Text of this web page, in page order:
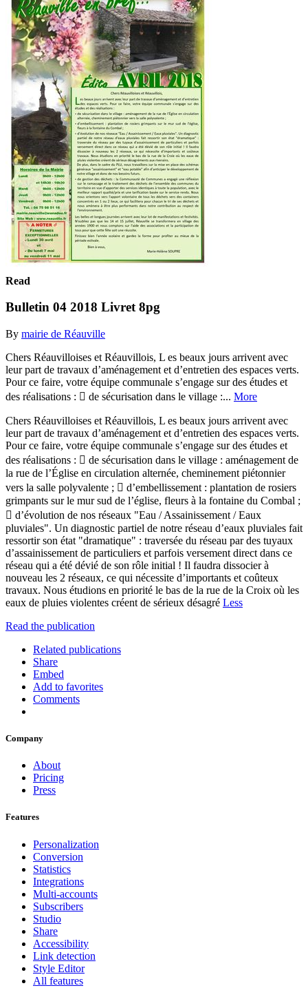
Read
Bulletin 04 2018 Livret 8pg
By mairie de Réauville
Chers Réauvilloises et Réauvillois, L es beaux jours arrivent avec
leur part de travaux d’aménagement et d’entretien des espaces verts.
Pour ce faire, votre équipe communale s’engage sur des études et
des réalisations :  de sécurisation dans le village :... More
Chers Réauvilloises et Réauvillois, L es beaux jours arrivent avec
leur part de travaux d’aménagement et d’entretien des espaces verts.
Pour ce faire, votre équipe communale s’engage sur des études et
des réalisations :  de sécurisation dans le village : aménagement de
la rue de l’Église en circulation alternée, cheminement piétonnier
vers la salle polyvalente ;  d’embellissement : plantation de rosiers
grimpants sur le mur sud de l’église, fleurs à la fontaine du Combal ;
 d’évolution de nos réseaux "Eau / Assainissement / Eaux
pluviales". Un diagnostic partiel de notre réseau d’eaux pluviales fait
ressortir son état "dramatique" : traversée du réseau par des tuyaux
d’assainissement de particuliers et parfois versement direct dans ce
réseau qui a été dévié de son rôle initial ! Il faudra dissocier à
nouveau les 2 réseaux, ce qui nécessite d’importants et coûteux
travaux. Nous étudions en priorité le bas de la rue de la Croix où les
eaux de pluies violentes créent de sérieux désagré Less
Read the publication
Related publications
Share
Embed
Add to favorites
Comments
Company
About
Pricing
Press
Features
Personalization
Conversion
Statistics
Integrations
Multi-accounts
Subscribers
Studio
Share
Accessibility
Link detection
Style Editor
All features